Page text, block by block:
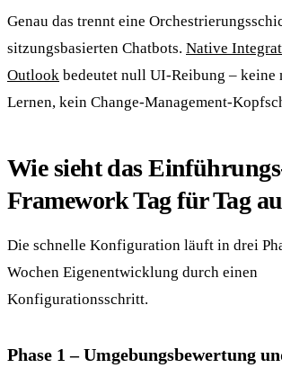
Genau das trennt eine
sitzungsbasierten Chatbots. Native
Outlook bedeutet null UI-Reibung – keine
Lernen, kein Change-Management-
Wie sieht das
Framework Tag für Tag
Die schnelle Konfiguration läuft in drei
Wochen Eigenentwicklung durch einen
Konfigurationsschritt.
Phase 1 – Umgebungsbewertung